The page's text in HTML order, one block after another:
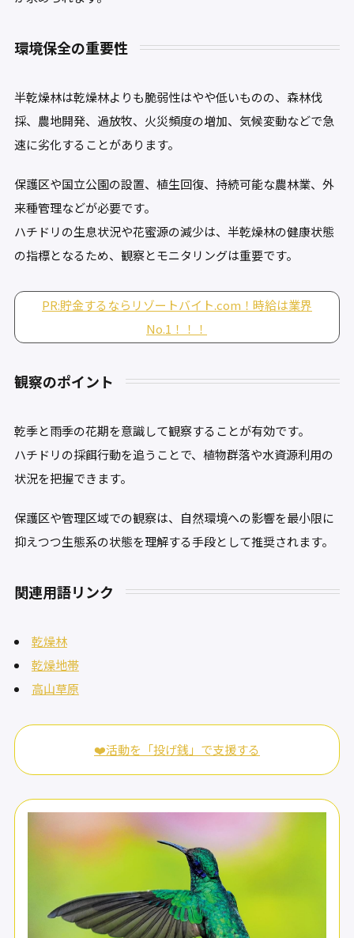
環境保全の重要性
半乾燥林は乾燥林よりも脆弱性はやや低いものの、森林伐
採、農地開発、過放牧、火災頻度の増加、気候変動などで急
速に劣化することがあります。
保護区や国立公園の設置、植生回復、持続可能な農林業、外
来種管理などが必要です。
ハチドリの生息状況や花蜜源の減少は、半乾燥林の健康状態
の指標となるため、観察とモニタリングは重要です。
PR:貯金するならリゾートバイト.com！時給は業界
No.1！！！
観察のポイント
乾季と雨季の花期を意識して観察することが有効です。
ハチドリの採餌行動を追うことで、植物群落や水資源利用の
状況を把握できます。
保護区や管理区域での観察は、自然環境への影響を最小限に
抑えつつ生態系の状態を理解する手段として推奨されます。
関連用語リンク
乾燥林
乾燥地帯
高山草原
❤️活動を「投げ銭」で支援する